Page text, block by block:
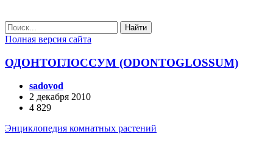
Найти
Полная версия сайта
ОДОНТОГЛОССУМ (ODONTOGLOSSUM)
sadovod
2 декабря 2010
4 829
Энциклопедия комнатных растений